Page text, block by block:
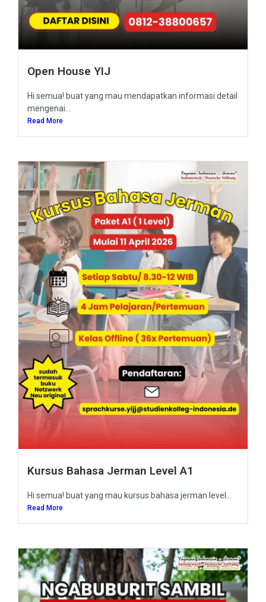
Open House YIJ
Hi semua! buat yang mau mendapatkan informasi detail
mengenai...
Read More
Kursus Bahasa Jerman Level A1
Hi semua! buat yang mau kursus bahasa jerman level...
Read More